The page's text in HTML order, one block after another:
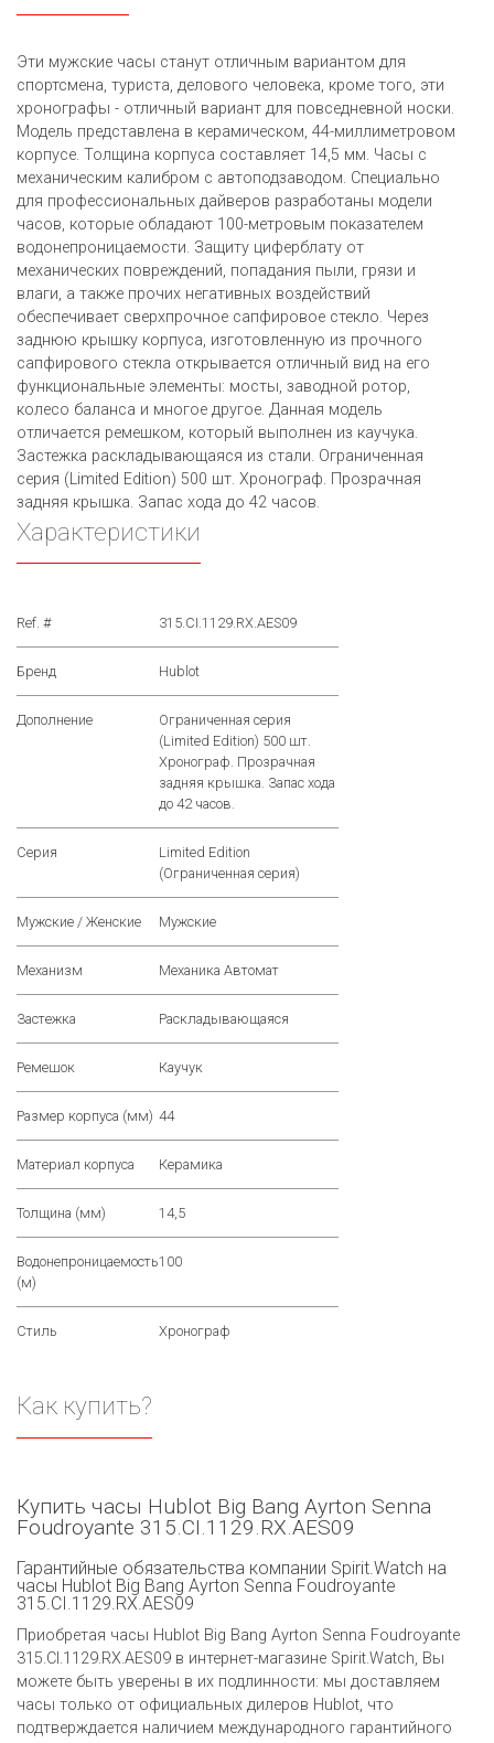
Эти мужские часы станут отличным вариантом для
спортсмена, туриста, делового человека, кроме того, эти
хронографы - отличный вариант для повседневной носки.
Модель представлена в керамическом, 44-миллиметровом
корпусе. Толщина корпуса составляет 14,5 мм. Часы с
механическим калибром с автоподзаводом. Специально
для профессиональных дайверов разработаны модели
часов, которые обладают 100-метровым показателем
водонепроницаемости. Защиту циферблату от
механических повреждений, попадания пыли, грязи и
влаги, а также прочих негативных воздействий
обеспечивает сверхпрочное сапфировое стекло. Через
заднюю крышку корпуса, изготовленную из прочного
сапфирового стекла открывается отличный вид на его
функциональные элементы: мосты, заводной ротор,
колесо баланса и многое другое. Данная модель
отличается ремешком, который выполнен из каучука.
Застежка раскладывающаяся из стали. Ограниченная
серия (Limited Edition) 500 шт. Хронограф. Прозрачная
задняя крышка. Запас хода до 42 часов.
Характеристики
Ref. # 315.CI.1129.RX.AES09
Бренд Hublot
Дополнение
Ограниченная серия
(Limited Edition) 500 шт.
Хронограф. Прозрачная
задняя крышка. Запас хода
до 42 часов.
Серия
Limited Edition
(Ограниченная серия)
Мужские / Женские Мужские
Механизм Механика Автомат
Застежка Раскладывающаяся
Ремешок Каучук
Размер корпуса (мм) 44
Материал корпуса Керамика
Толщина (мм) 14,5
Водонепроницаемость
(м)
100
Стиль Хронограф
Как купить?
Купить часы Hublot Big Bang Ayrton Senna
Foudroyante 315.CI.1129.RX.AES09
Гарантийные обязательства компании Spirit.Watch на
часы Hublot Big Bang Ayrton Senna Foudroyante
315.CI.1129.RX.AES09
Приобретая часы Hublot Big Bang Ayrton Senna Foudroyante
315.CI.1129.RX.AES09 в интернет-магазине Spirit.Watch, Вы
можете быть уверены в их подлинности: мы доставляем
часы только от официальных дилеров Hublot, что
подтверждается наличием международного гарантийного